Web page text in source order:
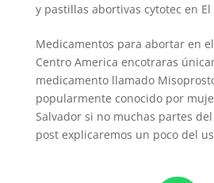
y pastillas abortivas cytotec en El
Medicamentos para abortar en
Centro America encotraras
medicamento llamado
popularmente conocido por
Salvador si no muchas partes
post explicaremos un poco del